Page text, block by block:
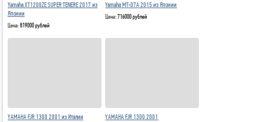
Yamaha XT1200ZE SUPER TENERE 2017 из
Японии
Цена:819000 рублей
Yamaha MT-07A 2015 из Японии
Цена:716000 рублей
YAMAHA FJR 1300 2001 из Италии YAMAHA FJR 1300 2001